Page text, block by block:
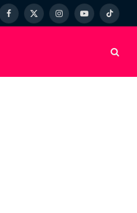
Facebook
X
InstagramYouTubeTikTok